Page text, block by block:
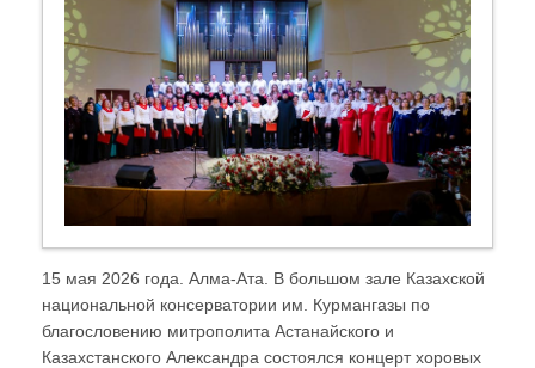
15 мая 2026 года. Алма-Ата. В большом зале Казахской
национальной консерватории им. Курмангазы по
благословению митрополита Астанайского и
Казахстанского Александра состоялся концерт хоровых